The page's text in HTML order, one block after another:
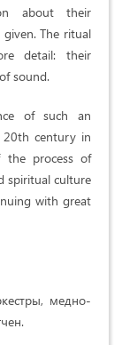
about their
The ritual
detail: their
sound.
of such an
20th century in
the process of
spiritual culture
with great
медно-